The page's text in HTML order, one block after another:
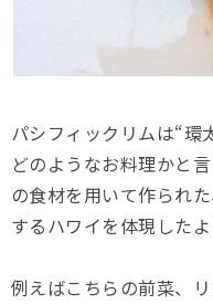
パシフィックリムは“環
どのようなお料理かと
の食材を用いて作られ
するハワイを体現した
例えばこちらの前菜、